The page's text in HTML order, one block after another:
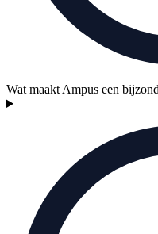
Wat maakt Ampus een